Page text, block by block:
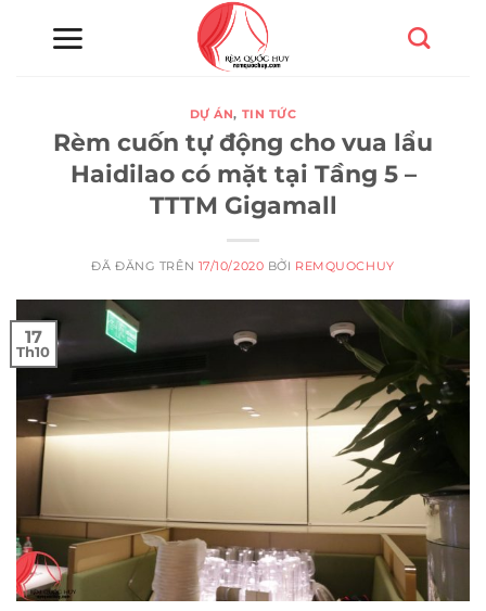
DỰ ÁN, TIN TỨC
Rèm cuốn tự động cho vua lẩu
Haidilao có mặt tại Tầng 5 –
TTTM Gigamall
ĐÃ ĐĂNG TRÊN 17/10/2020 BỞI REMQUOCHUY
17
Th10